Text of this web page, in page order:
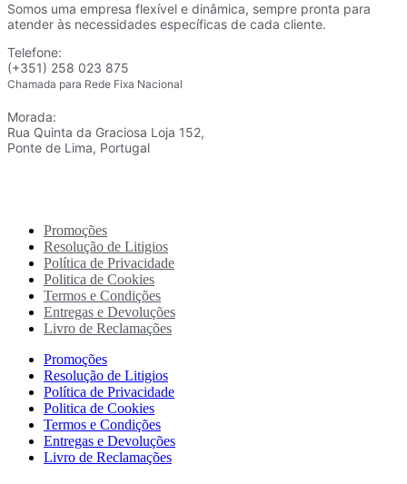
Somos uma empresa flexível e dinâmica, sempre pronta para
atender às necessidades específicas de cada cliente.
Telefone:
(+351) 258 023 875
Chamada para Rede Fixa Nacional
Morada:
Rua Quinta da Graciosa Loja 152,
Ponte de Lima, Portugal
Promoções
Resolução de Litigios
Política de Privacidade
Politica de Cookies
Termos e Condições
Entregas e Devoluções
Livro de Reclamações
Promoções
Resolução de Litigios
Política de Privacidade
Politica de Cookies
Termos e Condições
Entregas e Devoluções
Livro de Reclamações